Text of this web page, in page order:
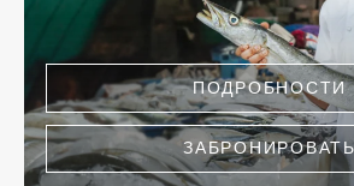
ПОДРОБНОСТИ
ЗАБРОНИРОВАТЬ